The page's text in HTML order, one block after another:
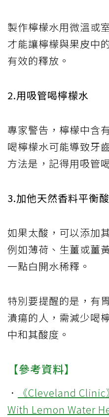
製作檸檬水用微溫或
才能讓檸檬與果皮中
有效的釋放。
2.用吸管喝檸檬水
專家警告，檸檬中含
喝檸檬水可能導致牙
方法是，記得用吸管
3.加他天然香料平衡
如果太酸，可以添加
例如薄荷、生薑或薑
一點白開水稀釋。
特別要提醒的是，有
潰瘍的人，需減少喝
中和其酸度。
【參考資料】
．
《Cleveland
With Lemon Water